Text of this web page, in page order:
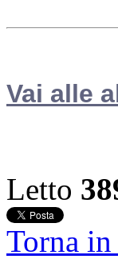
Vai alle
Letto
Torna